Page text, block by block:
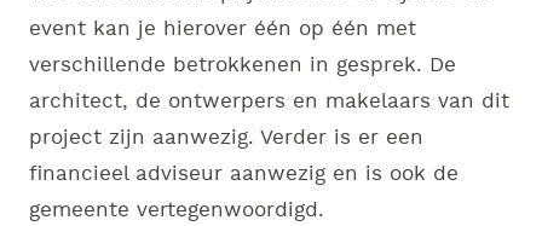
event kan je hierover één op één met
verschillende betrokkenen in gesprek. De
architect, de ontwerpers en makelaars van dit
project zijn aanwezig. Verder is er een
financieel adviseur aanwezig en is ook de
gemeente vertegenwoordigd.